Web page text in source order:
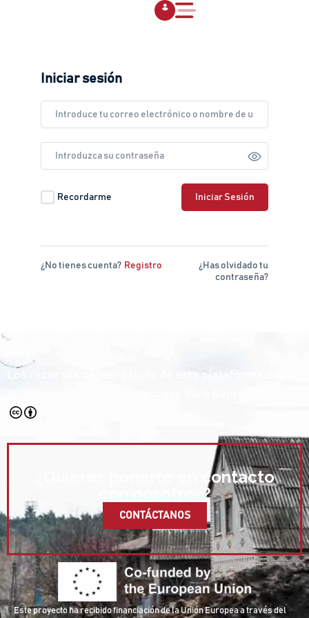
Iniciar sesión
Email or Username
Password
Remember Me
Recordarme Iniciar Sesión
¿No tienes cuenta? Registro
¿Has olvidado tu
contraseña?
Los recursos descargables de esta plataforma están
¿Quieres ponerte en contacto
con nosotros?
CONTÁCTANOS
Este proyecto ha recibido financiación de la Unión Europea a través del